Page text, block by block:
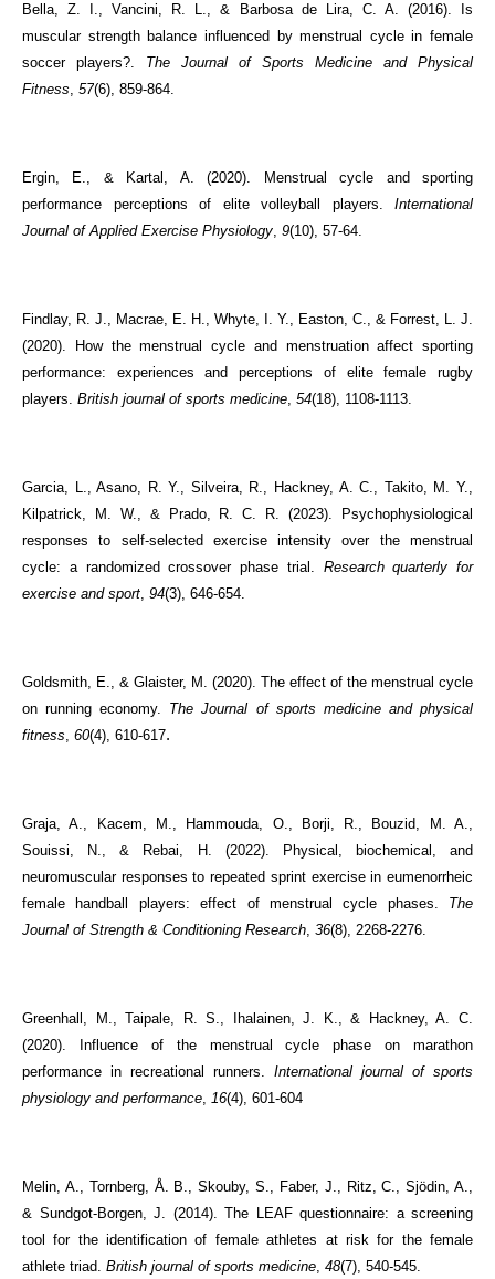
Bella, Z. I., Vancini, R. L., & Barbosa de Lira, C. A. (2016). Is
muscular strength balance influenced by menstrual cycle in female
soccer players?. The Journal of Sports Medicine and Physical
Fitness, 57(6), 859-864.
Ergin, E., & Kartal, A. (2020). Menstrual cycle and sporting
performance perceptions of elite volleyball players. International
Journal of Applied Exercise Physiology, 9(10), 57-64.
Findlay, R. J., Macrae, E. H., Whyte, I. Y., Easton, C., & Forrest, L. J.
(2020). How the menstrual cycle and menstruation affect sporting
performance: experiences and perceptions of elite female rugby
players. British journal of sports medicine, 54(18), 1108-1113.
Garcia, L., Asano, R. Y., Silveira, R., Hackney, A. C., Takito, M. Y.,
Kilpatrick, M. W., & Prado, R. C. R. (2023). Psychophysiological
responses to self-selected exercise intensity over the menstrual
cycle: a randomized crossover phase trial. Research quarterly for
exercise and sport, 94(3), 646-654.
Goldsmith, E., & Glaister, M. (2020). The effect of the menstrual cycle
on running economy. The Journal of sports medicine and physical
fitness, 60(4), 610-617.
Graja, A., Kacem, M., Hammouda, O., Borji, R., Bouzid, M. A.,
Souissi, N., & Rebai, H. (2022). Physical, biochemical, and
neuromuscular responses to repeated sprint exercise in eumenorrheic
female handball players: effect of menstrual cycle phases. The
Journal of Strength & Conditioning Research, 36(8), 2268-2276.
Greenhall, M., Taipale, R. S., Ihalainen, J. K., & Hackney, A. C.
(2020). Influence of the menstrual cycle phase on marathon
performance in recreational runners. International journal of sports
physiology and performance, 16(4), 601-604
Melin, A., Tornberg, Å. B., Skouby, S., Faber, J., Ritz, C., Sjödin, A.,
& Sundgot-Borgen, J. (2014). The LEAF questionnaire: a screening
tool for the identification of female athletes at risk for the female
athlete triad. British journal of sports medicine, 48(7), 540-545.